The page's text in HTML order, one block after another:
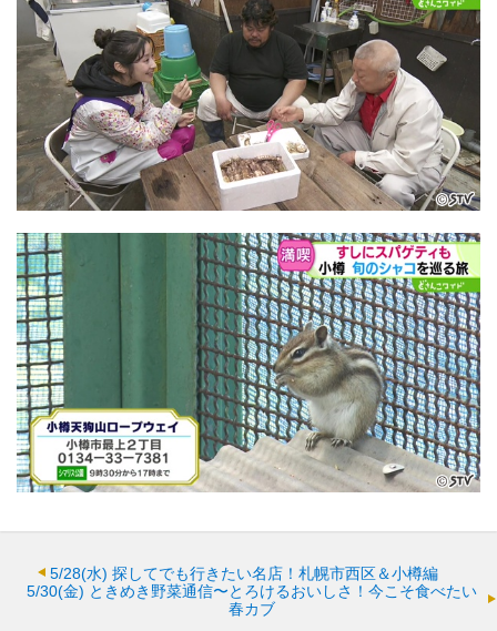
5/28(水) 探してでも行きたい名店！札幌市西区＆小樽編
5/30(金) ときめき野菜通信〜とろけるおいしさ！今こそ食べたい
春カブ